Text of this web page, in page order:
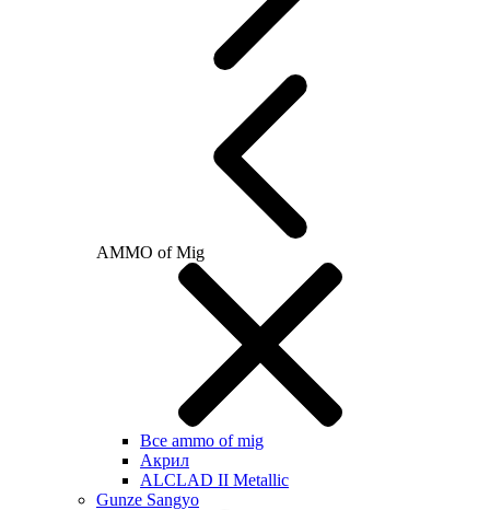
AMMO of Mig
Все ammo of mig
Акрил
ALCLAD II Metallic
Gunze Sangyo